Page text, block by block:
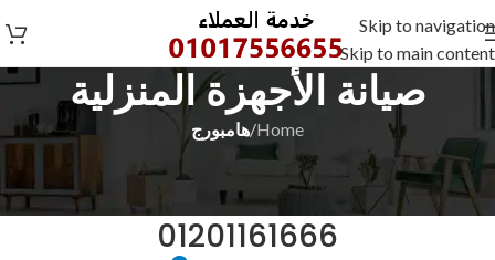
Skip to navigation
Skip to main content
صيانة الأجهزة المنزلية
Home
/هامبورج
هامبورج
رقم خدمة عملاء هامبورج بالاسكندرية
01201161666